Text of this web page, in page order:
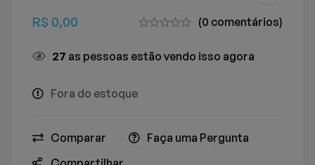
R$ 0,00 (0 comentários)
21as pessoas estão vendo isso agora
Fora do estoque
Comparar
Faça uma Pergunta